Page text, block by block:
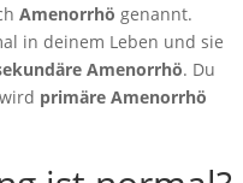
Amenorrhö genannt.
in deinem Leben und sie
Amenorrhö. Du
primäre Amenorrhö